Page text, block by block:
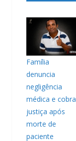
Família
denuncia
negligência
médica e cobra
justiça após
morte de
paciente